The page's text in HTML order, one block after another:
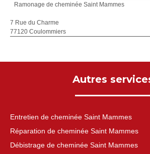
Ramonage de cheminée Saint Mammes
7 Rue du Charme
77120 Coulommiers
Autres
Entretien de cheminée Saint Mammes
Réparation de cheminée Saint Mammes
Débistrage de cheminée Saint Mammes